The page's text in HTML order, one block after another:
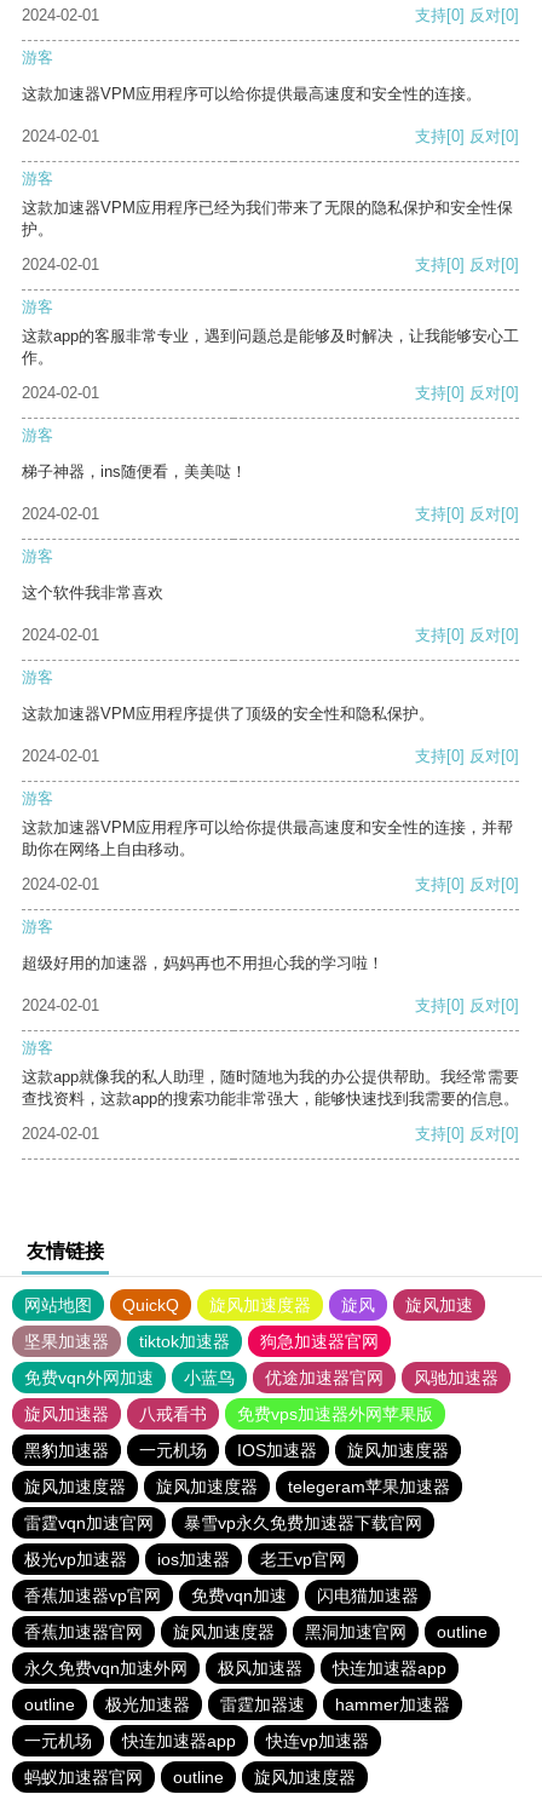
2024-02-01 支持[0] 反对[0]
游客
这款加速器VPM应用程序可以给你提供最高速度和安全性的连接。
2024-02-01 支持[0] 反对[0]
游客
这款加速器VPM应用程序已经为我们带来了无限的隐私保护和安全性保
护。
2024-02-01
支持[0] 反对[0]
游客
这款app的客服非常专业，遇到问题总是能够及时解决，让我能够安心工
作。
2024-02-01
支持[0] 反对[0]
游客
梯子神器，ins随便看，美美哒！
2024-02-01 支持[0] 反对[0]
游客
这个软件我非常喜欢
2024-02-01 支持[0] 反对[0]
游客
这款加速器VPM应用程序提供了顶级的安全性和隐私保护。
2024-02-01 支持[0] 反对[0]
游客
这款加速器VPM应用程序可以给你提供最高速度和安全性的连接，并帮
助你在网络上自由移动。
2024-02-01
支持[0] 反对[0]
游客
超级好用的加速器，妈妈再也不用担心我的学习啦！
2024-02-01 支持[0] 反对[0]
游客
这款app就像我的私人助理，随时随地为我的办公提供帮助。我经常需要
查找资料，这款app的搜索功能非常强大，能够快速找到我需要的信息。
2024-02-01
支持[0] 反对[0]
友情链接
网站地图 QuickQ 旋风加速度器 旋风
旋风加速
坚果加速器
tiktok加速器
狗急加速器官网
免费vqn外网加速
小蓝鸟 优途加速器官网
风驰加速器
旋风加速器
八戒看书
免费vps加速器外网苹果版
黑豹加速器
一元机场 IOS加速器
旋风加速度器
旋风加速度器
旋风加速度器
telegeram苹果加速器
雷霆vqn加速官网
暴雪vp永久免费加速器下载官网
极光vp加速器
ios加速器
老王vp官网
香蕉加速器vp官网
免费vqn加速
闪电猫加速器
香蕉加速器官网
旋风加速度器 黑洞加速官网
outline
永久免费vqn加速外网
极风加速器
快连加速器app
outline
极光加速器 雷霆加器速
hammer加速器
一元机场
快连加速器app
快连vp加速器
蚂蚁加速器官网
outline 旋风加速度器